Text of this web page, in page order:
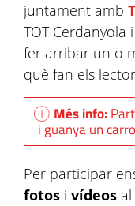
juntament amb
TOT Cerdanyola
fer arribar un o
què fan els
Més info:
i guanya un
Per participar
fotos i vídeos